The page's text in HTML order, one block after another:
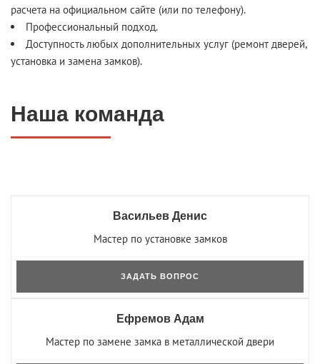
расчета на официальном сайте (или по телефону).
Профессиональный подход.
Доступность любых дополнительных услуг (ремонт дверей,
установка и замена замков).
Наша команда
Васильев Денис
Мастер по установке замков
ЗАДАТЬ ВОПРОС
Ефремов Адам
Мастер по замене замка в металлической двери